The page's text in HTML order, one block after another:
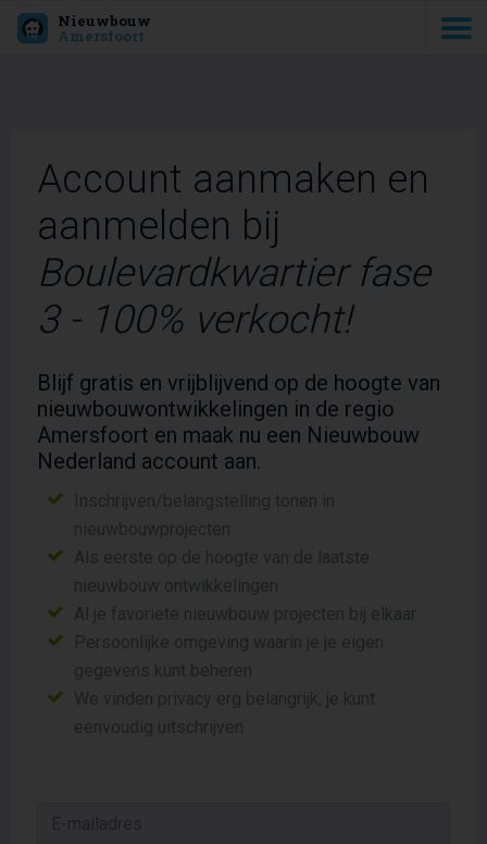
Nieuwbouw
Amersfoort
Account aanmaken en
aanmelden bij
Boulevardkwartier fase
3 - 100% verkocht!
Blijf gratis en vrijblijvend op de hoogte van
nieuwbouwontwikkelingen in de regio
Amersfoort en maak nu een Nieuwbouw
Nederland account aan.
Inschrijven/belangstelling tonen in
nieuwbouwprojecten
Als eerste op de hoogte van de laatste
nieuwbouw ontwikkelingen
Al je favoriete nieuwbouw projecten bij elkaar
Persoonlijke omgeving waarin je je eigen
gegevens kunt beheren
We vinden privacy erg belangrijk, je kunt
eenvoudig uitschrijven